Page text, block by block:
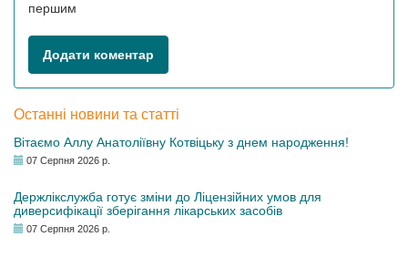
першим
Додати коментар
Останні новини та статті
Вітаємо Аллу Анатоліївну Котвіцьку з днем народження!
07 Серпня 2026 р.
Держлікслужба готує зміни до Ліцензійних умов для
диверсифікації зберігання лікарських засобів
07 Серпня 2026 р.